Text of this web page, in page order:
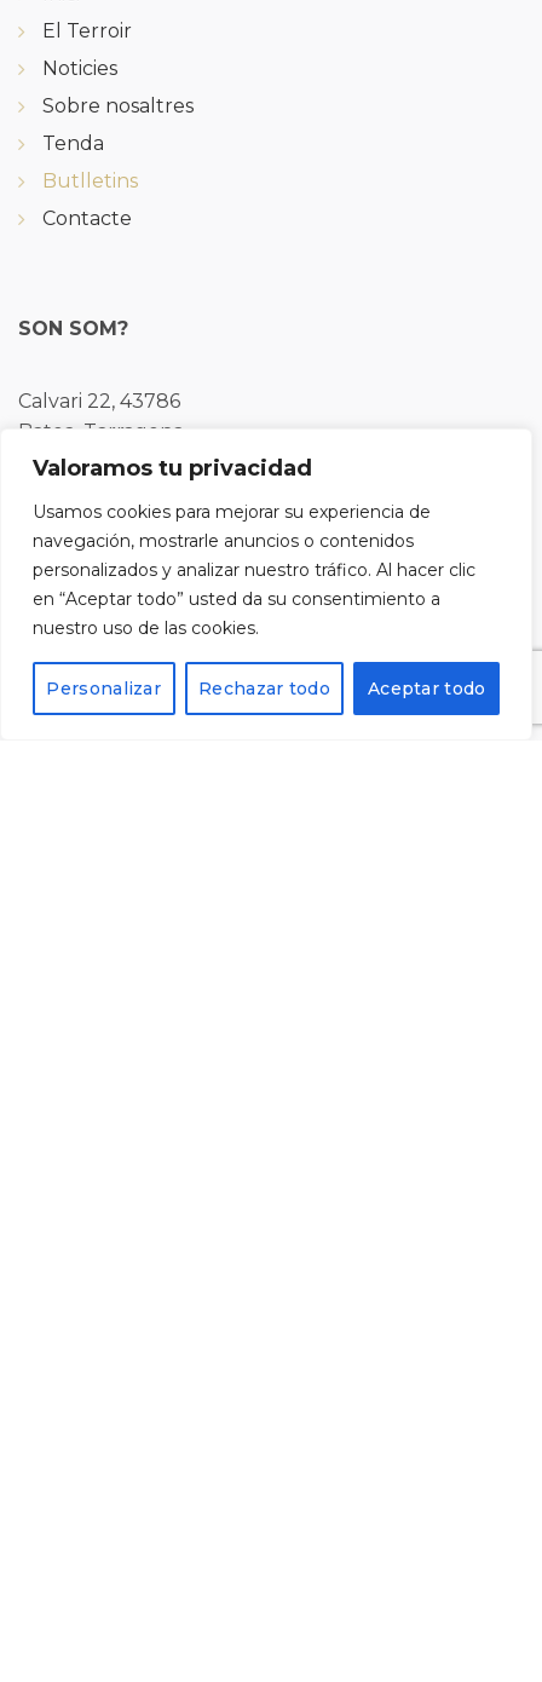
Valoramos tu privacidad
Usamos cookies para mejorar su experiencia de
navegación, mostrarle anuncios o contenidos
personalizados y analizar nuestro tráfico. Al hacer clic
en “Aceptar todo” usted da su consentimiento a
nuestro uso de las cookies.
Personalizar Rechazar todo Aceptar todo
El Terroir
Noticies
Sobre nosaltres
Tenda
Butlletins
Contacte
SON SOM?
Calvari 22, 43786
Batea, Tarragona
Tel: 977430109
Registra't al nostre butlletí i rebràs un codi del 10%